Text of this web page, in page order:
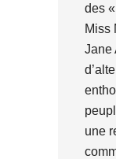
des
Miss
Jane
une